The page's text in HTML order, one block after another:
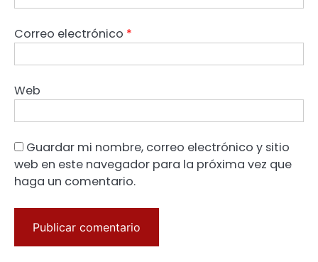
Correo electrónico *
Web
Guardar mi nombre, correo electrónico y sitio
web en este navegador para la próxima vez que
haga un comentario.